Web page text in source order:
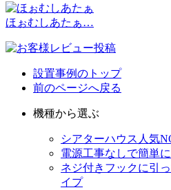
ほぉむしあたぁ…
設置事例のトップ
前のページへ戻る
機種から選ぶ
シアターハウス人気
電源工事なしで簡単
ネジ付きフックに引
イプ